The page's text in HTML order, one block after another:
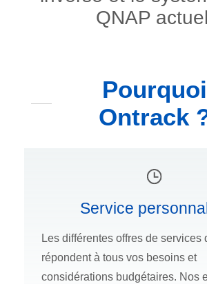
QNAP
Pourquoi
Ontrack
Service
Les différentes offres de services
répondent à tous vos besoins et
considérations budgétaires. Nos